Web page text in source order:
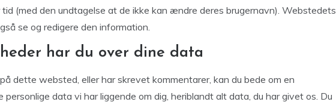
(med den undtagelse at de ikke kan ændre deres brugernavn). Webstedets
se og redigere den information.
har du over dine data
dette websted, eller har skrevet kommentarer, kan du bede om en
data vi har liggende om dig, heriblandt alt data, du har givet os. Du